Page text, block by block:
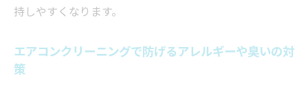
持しやすくなります。
エアコンクリーニングで防げるアレルギーや臭いの対
策